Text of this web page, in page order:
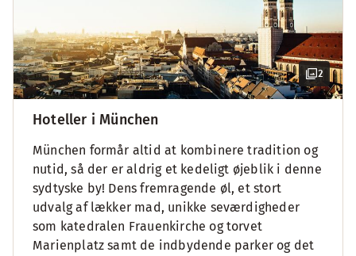
2
Hoteller i München
München formår altid at kombinere tradition og
nutid, så der er aldrig et kedeligt øjeblik i denne
sydtyske by! Dens fremragende øl, et stort
udvalg af lækker mad, unikke seværdigheder
som katedralen Frauenkirche og torvet
Marienplatz samt de indbydende parker og det